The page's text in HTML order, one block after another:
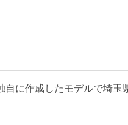
に作成したモデルで埼玉